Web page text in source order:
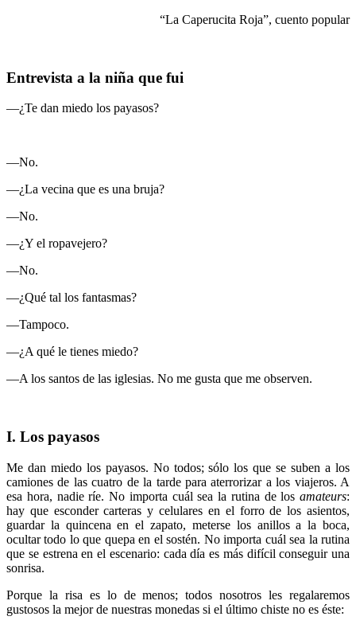
“La Caperucita Roja”, cuento popular
Entrevista a la niña que fui
—¿Te dan miedo los payasos?
—No.
—¿La vecina que es una bruja?
—No.
—¿Y el ropavejero?
—No.
—¿Qué tal los fantasmas?
—Tampoco.
—¿A qué le tienes miedo?
—A los santos de las iglesias. No me gusta que me observen.
I. Los payasos
Me dan miedo los payasos. No todos; sólo los que se suben a los
camiones de las cuatro de la tarde para aterrorizar a los viajeros. A
esa hora, nadie ríe. No importa cuál sea la rutina de los amateurs:
hay que esconder carteras y celulares en el forro de los asientos,
guardar la quincena en el zapato, meterse los anillos a la boca,
ocultar todo lo que quepa en el sostén. No importa cuál sea la rutina
que se estrena en el escenario: cada día es más difícil conseguir una
sonrisa.
Porque la risa es lo de menos; todos nosotros les regalaremos
gustosos la mejor de nuestras monedas si el último chiste no es éste: